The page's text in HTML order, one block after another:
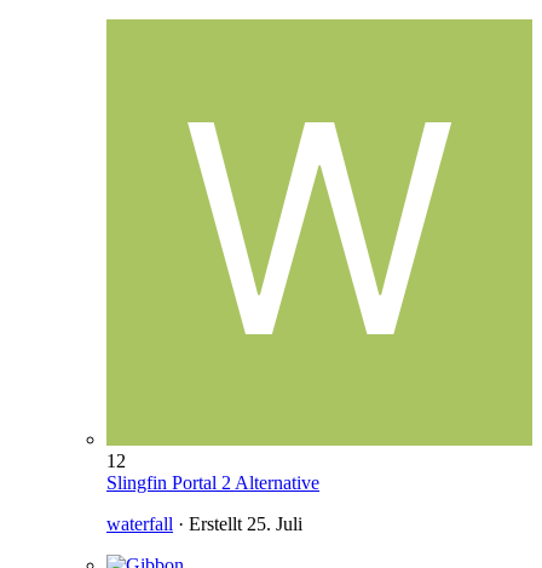
12
Slingfin Portal 2 Alternative
waterfall · Erstellt 25. Juli